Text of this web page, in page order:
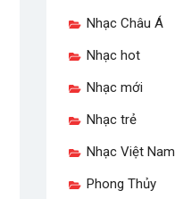
Nhạc Châu Á
Nhạc hot
Nhạc mới
Nhạc trẻ
Nhạc Việt Nam
Phong Thủy